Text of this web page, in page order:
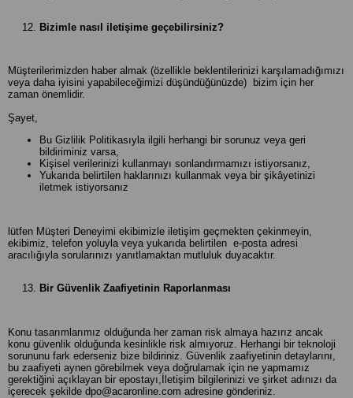
Bizimle nasıl iletişime geçebilirsiniz?
Müşterilerimizden haber almak (özellikle beklentilerinizi karşılamadığımızı
veya daha iyisini yapabileceğimizi düşündüğünüzde) bizim için her
zaman önemlidir.
Şayet,
Bu Gizlilik Politikasıyla ilgili herhangi bir sorunuz veya geri
bildiriminiz varsa,
Kişisel verilerinizi kullanmayı sonlandırmamızı istiyorsanız,
Yukarıda belirtilen haklarınızı kullanmak veya bir şikâyetinizi
iletmek istiyorsanız
lütfen Müşteri Deneyimi ekibimizle iletişim geçmekten çekinmeyin,
ekibimiz, telefon yoluyla veya yukarıda belirtilen e-posta adresi
aracılığıyla sorularınızı yanıtlamaktan mutluluk duyacaktır.
Bir Güvenlik Zaafiyetinin Raporlanması
Konu tasarımlarımız olduğunda her zaman risk almaya hazırız ancak
konu güvenlik olduğunda kesinlikle risk almıyoruz. Herhangi bir teknoloji
sorununu fark ederseniz bize bildiriniz. Güvenlik zaafiyetinin detaylarını,
bu zaafiyeti aynen görebilmek veya doğrulamak için ne yapmamız
gerektiğini açıklayan bir epostayı,İletişim bilgilerinizi ve şirket adınızı da
içerecek şekilde dpo@acaronline.com adresine gönderiniz.